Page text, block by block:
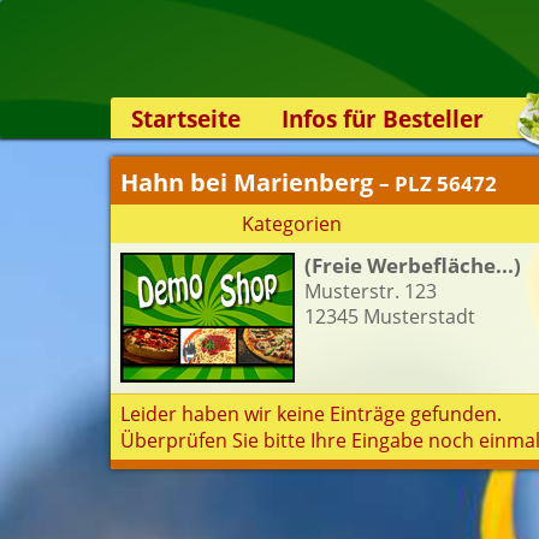
Startseite
Infos für Besteller
Lieferservice-App
Weiterempfehlen
Newsletter
Sicherheit
Kontakt
Hahn bei Marienberg – PLZ 56472
Kategorien
(Freie Werbefläche...)
Musterstr. 123
12345 Musterstadt
Leider haben wir keine Einträge gefunden.
Überprüfen Sie bitte Ihre Eingabe noch